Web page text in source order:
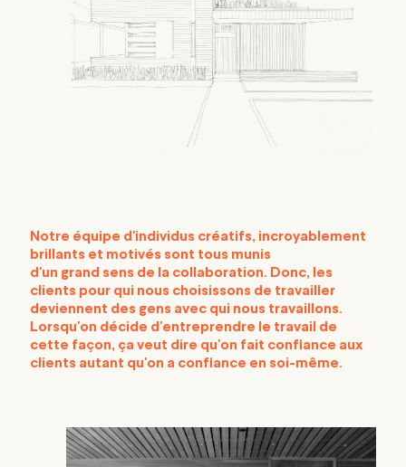
Notre équipe d'individus créatifs, incroyablement
brillants et motivés sont tous munis
d'un grand sens de la collaboration. Donc, les
clients pour qui nous choisissons de travailler
deviennent des gens avec qui nous travaillons.
Lorsqu'on décide d'entreprendre le travail de
cette façon, ça veut dire qu'on fait confiance aux
clients autant qu'on a confiance en soi-même.